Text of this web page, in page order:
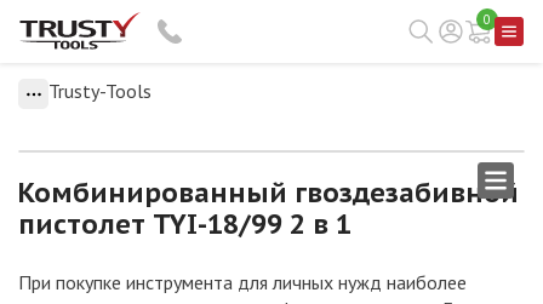
0
Trusty-Tools
Комбинированный гвоздезабивной
пистолет TYI-18/99 2 в 1
При покупке инструмента для личных нужд наиболее